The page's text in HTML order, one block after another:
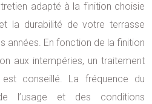
adapté à la finition choisie
la durabilité de votre terrasse
années. En fonction de la finition
aux intempéries, un traitement
conseillé. La fréquence du
l’usage et des conditions